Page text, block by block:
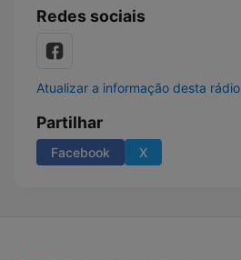
Redes sociais
Atualizar a informação desta rádio
Partilhar
Facebook X